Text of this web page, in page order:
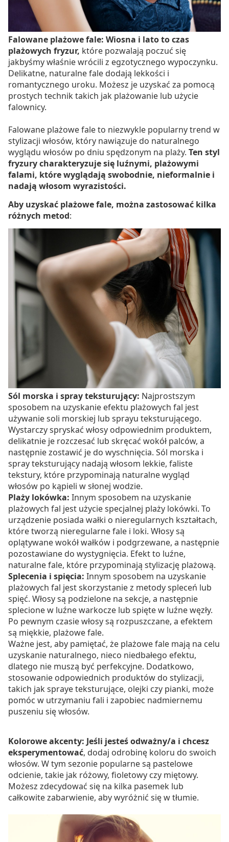
Falowane plażowe fale: Wiosna i lato to czas
plażowych fryzur, które pozwalają poczuć się
jakbyśmy właśnie wrócili z egzotycznego wypoczynku.
Delikatne, naturalne fale dodają lekkości i
romantycznego uroku. Możesz je uzyskać za pomocą
prostych technik takich jak plażowanie lub użycie
falownicy.
Falowane plażowe fale to niezwykle popularny trend w
stylizacji włosów, który nawiązuje do naturalnego
wyglądu włosów po dniu spędzonym na plaży. Ten styl
fryzury charakteryzuje się luźnymi, plażowymi
falami, które wyglądają swobodnie, nieformalnie i
nadają włosom wyrazistości.
Aby uzyskać plażowe fale, można zastosować kilka
różnych metod:
Sól morska i spray teksturujący: Najprostszym
sposobem na uzyskanie efektu plażowych fal jest
używanie soli morskiej lub sprayu teksturującego.
Wystarczy spryskać włosy odpowiednim produktem,
delikatnie je rozczesać lub skręcać wokół palców, a
następnie zostawić je do wyschnięcia. Sól morska i
spray teksturujący nadają włosom lekkie, faliste
tekstury, które przypominają naturalne wygląd
włosów po kąpieli w słonej wodzie.
Plaży lokówka: Innym sposobem na uzyskanie
plażowych fal jest użycie specjalnej plaży lokówki. To
urządzenie posiada wałki o nieregularnych kształtach,
które tworzą nieregularne fale i loki. Włosy są
oplątywane wokół wałków i podgrzewane, a następnie
pozostawiane do wystygnięcia. Efekt to luźne,
naturalne fale, które przypominają stylizację plażową.
Splecenia i spięcia: Innym sposobem na uzyskanie
plażowych fal jest skorzystanie z metody spleceń lub
spięć. Włosy są podzielone na sekcje, a następnie
splecione w luźne warkocze lub spięte w luźne węzły.
Po pewnym czasie włosy są rozpuszczane, a efektem
są miękkie, plażowe fale.
Ważne jest, aby pamiętać, że plażowe fale mają na celu
uzyskanie naturalnego, nieco niedbałego efektu,
dlatego nie muszą być perfekcyjne. Dodatkowo,
stosowanie odpowiednich produktów do stylizacji,
takich jak spraye teksturujące, olejki czy pianki, może
pomóc w utrzymaniu fali i zapobiec nadmiernemu
puszeniu się włosów.
Kolorowe akcenty: Jeśli jesteś odważny/a i chcesz
eksperymentować, dodaj odrobinę koloru do swoich
włosów. W tym sezonie popularne są pastelowe
odcienie, takie jak różowy, fioletowy czy miętowy.
Możesz zdecydować się na kilka pasemek lub
całkowite zabarwienie, aby wyróżnić się w tłumie.